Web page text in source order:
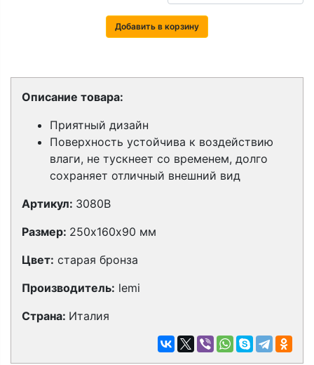
Добавить в корзину
Описание товара:
Приятный дизайн
Поверхность устойчива к воздействию
влаги, не тускнеет со временем, долго
сохраняет отличный внешний вид
Артикул: 3080В
Размер: 250х160х90 мм
Цвет: старая бронза
Производитель: lemi
Страна: Италия